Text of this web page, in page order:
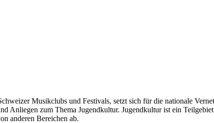
Musikclubs und Festivals, setzt sich für die nationale
Anliegen zum Thema Jugendkultur. Jugendkultur ist ein
anderen Bereichen ab.